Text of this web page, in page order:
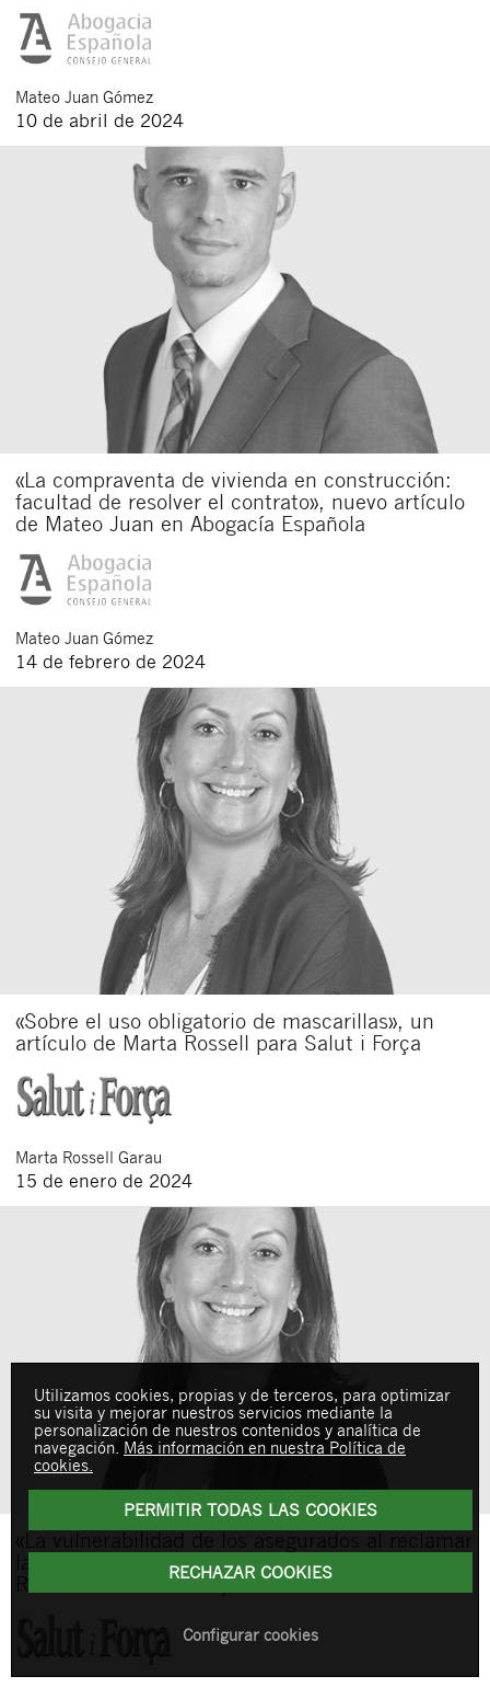
Mateo Juan Gómez
10 de abril de 2024
«La compraventa de vivienda en construcción:
facultad de resolver el contrato», nuevo artículo
de Mateo Juan en Abogacía Española
Mateo Juan Gómez
14 de febrero de 2024
«Sobre el uso obligatorio de mascarillas», un
artículo de Marta Rossell para Salut i Força
Marta Rossell Garau
15 de enero de 2024
la cobertura de la cirugía robótica», por Marta
Rossell en ‘Salut i Força’
Utilizamos cookies, propias y de terceros, para optimizar
su visita y mejorar nuestros servicios mediante la
personalización de nuestros contenidos y analítica de
navegación. Más información en nuestra Política de
cookies.
PERMITIR TODAS LAS COOKIES
RECHAZAR COOKIES
Configurar cookies